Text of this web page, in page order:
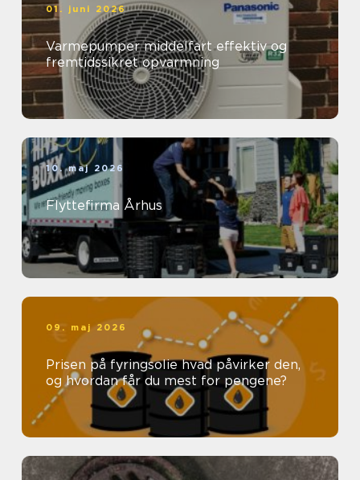
01. juni 2026
Varmepumper middelfart effektiv og
fremtidssikret opvarmning
10. maj 2026
Flyttefirma Århus
09. maj 2026
Prisen på fyringsolie hvad påvirker den,
og hvordan får du mest for pengene?